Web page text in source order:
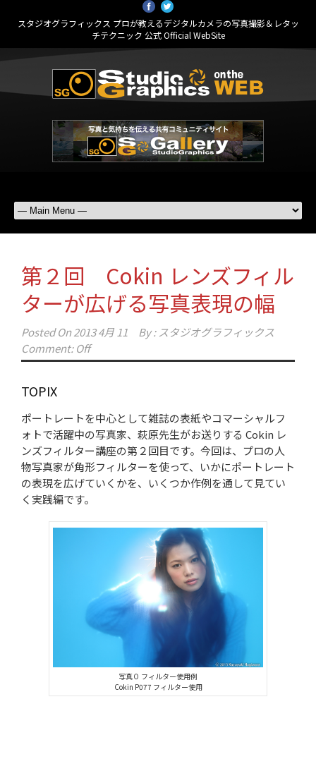
スタジオグラフィックス プロが教えるデジタルカメラの写真撮影＆レタッ
チテクニック 公式 Official WebSite
第２回 Cokin レンズフィル
ターが広げる写真表現の幅
Posted On2013 4月 11 By : スタジオグラフィックス
Comment: Off
TOPIX
ポートレートを中心として雑誌の表紙やコマーシャルフ
ォトで活躍中の写真家、萩原先生がお送りする Cokin レ
ンズフィルター講座の第２回目です。今回は、プロの人
物写真家が角形フィルターを使って、いかにポートレート
の表現を広げていくかを、いくつか作例を通して見てい
く実践編です。
写真０ フィルター使用例
Cokin P077 フィルター使用